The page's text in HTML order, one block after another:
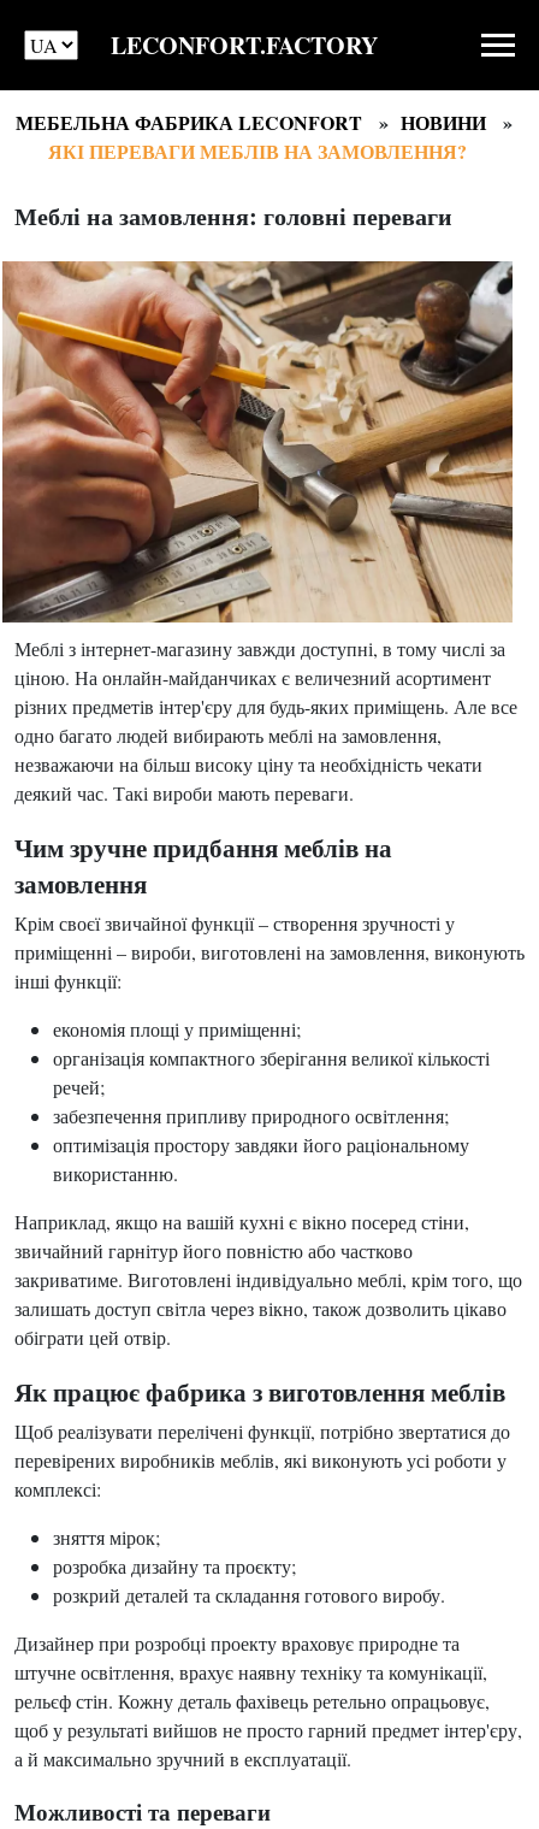
LECONFORT.FACTORY
МЕБЕЛЬНА ФАБРИКА LECONFORT
НОВИНИ
ЯКІ ПЕРЕВАГИ МЕБЛІВ НА ЗАМОВЛЕННЯ?
Меблі на замовлення: головні переваги
Меблі з інтернет-магазину завжди доступні, в тому числі за
ціною. На онлайн-майданчиках є величезний асортимент
різних предметів інтер'єру для будь-яких приміщень. Але все
одно багато людей вибирають меблі на замовлення,
незважаючи на більш високу ціну та необхідність чекати
деякий час. Такі вироби мають переваги.
Чим зручне придбання меблів на
замовлення
Крім своєї звичайної функції – створення зручності у
приміщенні – вироби, виготовлені на замовлення, виконують
інші функції:
економія площі у приміщенні;
організація компактного зберігання великої кількості
речей;
забезпечення припливу природного освітлення;
оптимізація простору завдяки його раціональному
використанню.
Наприклад, якщо на вашій кухні є вікно посеред стіни,
звичайний гарнітур його повністю або частково
закриватиме. Виготовлені індивідуально меблі, крім того, що
залишать доступ світла через вікно, також дозволить цікаво
обіграти цей отвір.
Як працює фабрика з виготовлення меблів
Щоб реалізувати перелічені функції, потрібно звертатися до
перевірених виробників меблів, які виконують усі роботи у
комплексі:
зняття мірок;
розробка дизайну та проєкту;
розкрий деталей та складання готового виробу.
Дизайнер при розробці проекту враховує природне та
штучне освітлення, врахує наявну техніку та комунікації,
рельєф стін. Кожну деталь фахівець ретельно опрацьовує,
щоб у результаті вийшов не просто гарний предмет інтер'єру,
а й максимально зручний в експлуатації.
Можливості та переваги